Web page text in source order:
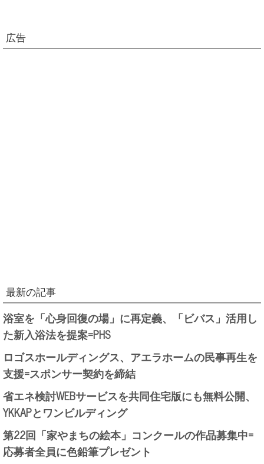
広告
最新の記事
浴室を「心身回復の場」に再定義、「ビバス」活用し
た新入浴法を提案=PHS
ロゴスホールディングス、アエラホームの民事再生を
支援=スポンサー契約を締結
省エネ検討WEBサービスを共同住宅版にも無料公開、
YKKAPとワンビルディング
第22回「家やまちの絵本」コンクールの作品募集中=
応募者全員に色鉛筆プレゼント